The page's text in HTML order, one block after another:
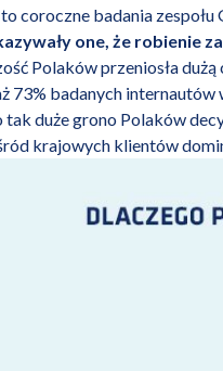
coroczne badania
one, że robienie
Polaków przeniosła
73% badanych internautów
tak duże grono Polaków
krajowych klientów